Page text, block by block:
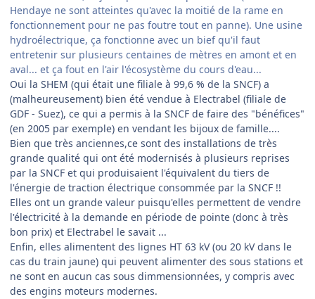
Hendaye ne sont atteintes qu'avec la moitié de la rame en
fonctionnement pour ne pas foutre tout en panne). Une usine
hydroélectrique, ça fonctionne avec un bief qu'il faut
entretenir sur plusieurs centaines de mètres en amont et en
aval... et ça fout en l'air l'écosystème du cours d'eau...
Oui la SHEM (qui était une filiale à 99,6 % de la SNCF) a
(malheureusement) bien été vendue à Electrabel (filiale de
GDF - Suez), ce qui a permis à la SNCF de faire des "bénéfices"
(en 2005 par exemple) en vendant les bijoux de famille....
Bien que très anciennes,ce sont des installations de très
grande qualité qui ont été modernisés à plusieurs reprises
par la SNCF et qui produisaient l'équivalent du tiers de
l'énergie de traction électrique consommée par la SNCF !!
Elles ont un grande valeur puisqu'elles permettent de vendre
l'électricité à la demande en période de pointe (donc à très
bon prix) et Electrabel le savait ...
Enfin, elles alimentent des lignes HT 63 kV (ou 20 kV dans le
cas du train jaune) qui peuvent alimenter des sous stations et
ne sont en aucun cas sous dimmensionnées, y compris avec
des engins moteurs modernes.